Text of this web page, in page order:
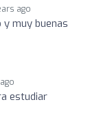
ago
muy buenas
estudiar